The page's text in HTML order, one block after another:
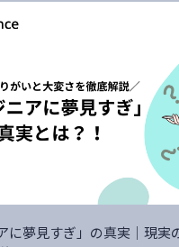
に夢見すぎ」の真実｜現